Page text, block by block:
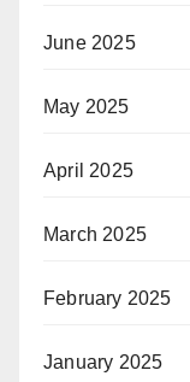
June 2025
May 2025
April 2025
March 2025
February 2025
January 2025